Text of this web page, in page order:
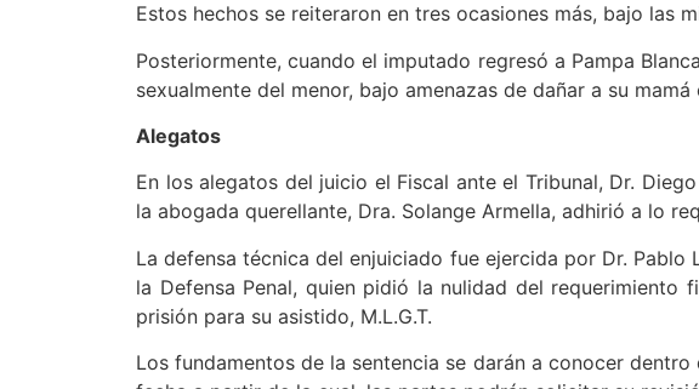
Estos hechos se reiteraron en tres ocasiones más, bajo las
Posteriormente, cuando el imputado regresó a Pampa
sexualmente del menor, bajo amenazas de dañar a su
Alegatos
En los alegatos del juicio el Fiscal ante el Tribunal, Dr.
la abogada querellante, Dra. Solange Armella, adhirió a lo
La defensa técnica del enjuiciado fue ejercida por Dr.
la Defensa Penal, quien pidió la nulidad del
prisión para su asistido, M.L.G.T.
Los fundamentos de la sentencia se darán a conocer